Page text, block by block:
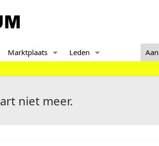
Marktplaats Leden
niet meer.